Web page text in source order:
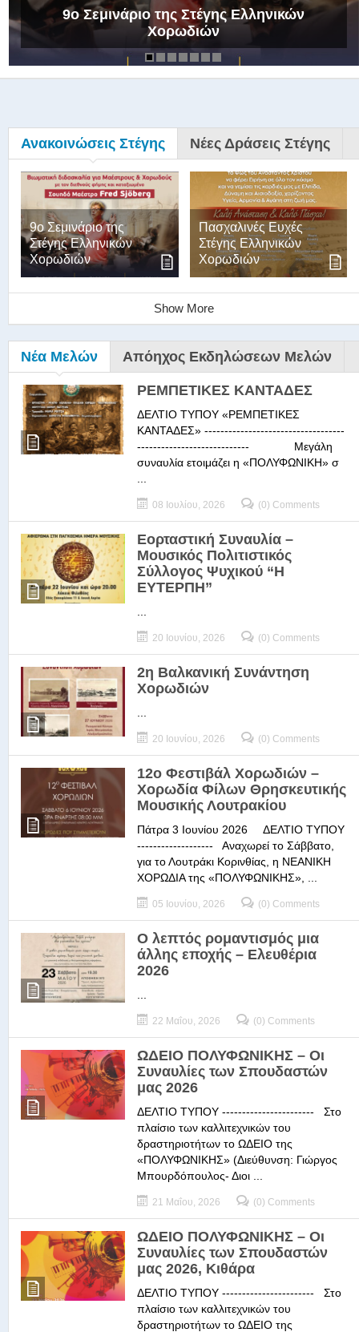
9ο Σεμινάριο της Στέγης Ελληνικών
Χορωδιών
Ανακοινώσεις Στέγης Νέες Δράσεις Στέγης
9ο Σεμινάριο της
Στέγης Ελληνικών
Χορωδιών
Πασχαλινές Ευχές
Στέγης Ελληνικών
Χορωδιών
Show More
Νέα Μελών Απόηχος Εκδηλώσεων Μελών
ΡΕΜΠΕΤΙΚΕΣ ΚΑΝΤΑΔΕΣ
ΔΕΛΤΙΟ ΤΥΠΟΥ «ΡΕΜΠΕΤΙΚΕΣ
ΚΑΝΤΑΔΕΣ» -----------------------------------
---------------------------- Μεγάλη
συναυλία ετοιμάζει η «ΠΟΛΥΦΩΝΙΚΗ» σ
08 Ιουλίου, 2026 (0) Comments
Εορταστική Συναυλία –
Μουσικός Πολιτιστικός
Σύλλογος Ψυχικού “Η
ΕΥΤΕΡΠΗ”
20 Ιουνίου, 2026 (0) Comments
2η Βαλκανική Συνάντηση
Χορωδιών
20 Ιουνίου, 2026 (0) Comments
12ο Φεστιβάλ Χορωδιών –
Χορωδία Φίλων Θρησκευτικής
Μουσικής Λουτρακίου
Πάτρα 3 Ιουνίου 2026 ΔΕΛΤΙΟ ΤΥΠΟΥ
------------------- Αναχωρεί το Σάββατο,
για το Λουτράκι Κορινθίας, η ΝΕΑΝΙΚΗ
ΧΟΡΩΔΙΑ της «ΠΟΛΥΦΩΝΙΚΗΣ», ...
05 Ιουνίου, 2026 (0) Comments
Ο λεπτός ρομαντισμός μια
άλλης εποχής – Ελευθέρια
2026
22 Μαΐου, 2026 (0) Comments
ΩΔΕΙΟ ΠΟΛΥΦΩΝΙΚΗΣ – Οι
Συναυλίες των Σπουδαστών
μας 2026
ΔΕΛΤΙΟ ΤΥΠΟΥ ----------------------- Στο
πλαίσιο των καλλιτεχνικών του
δραστηριοτήτων το ΩΔΕΙΟ της
«ΠΟΛΥΦΩΝΙΚΗΣ» (Διεύθυνση: Γιώργος
Μπουρδόπουλος- Διοι ...
21 Μαΐου, 2026 (0) Comments
ΩΔΕΙΟ ΠΟΛΥΦΩΝΙΚΗΣ – Οι
Συναυλίες των Σπουδαστών
μας 2026, Κιθάρα
ΔΕΛΤΙΟ ΤΥΠΟΥ ----------------------- Στο
πλαίσιο των καλλιτεχνικών του
δραστηριοτήτων το ΩΔΕΙΟ της